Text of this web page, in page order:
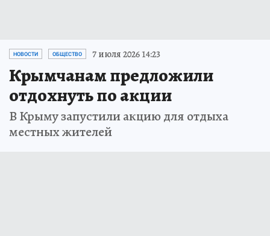
НОВОСТИ ОБЩЕСТВО 7 июля 2026 14:23
Крымчанам предложили
отдохнуть по акции
В Крыму запустили акцию для отдыха
местных жителей